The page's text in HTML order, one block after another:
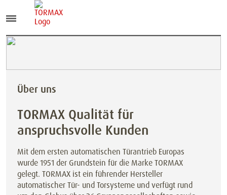
Über uns
TORMAX Qualität für
anspruchsvolle Kunden
Mit dem ersten automatischen Türantrieb Europas
wurde 1951 der Grundstein für die Marke TORMAX
gelegt. TORMAX ist ein führender Hersteller
automatischer Tür- und Torsysteme und verfügt rund